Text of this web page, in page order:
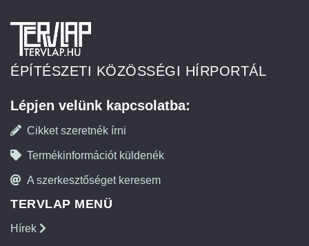
ÉPÍTÉSZETI KÖZÖSSÉGI HÍRPORTÁL
Lépjen velünk kapcsolatba:
Cikket szeretnék írni
Termékinformációt küldenék
A szerkesztőséget keresem
TERVLAP MENÜ
Hírek